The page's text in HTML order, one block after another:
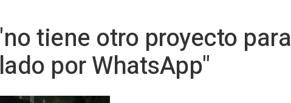
tiene otro proyecto para
por WhatsApp"